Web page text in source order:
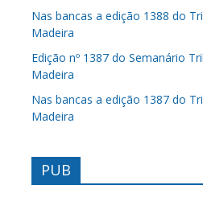
Nas bancas a edição 1388 do
Madeira
Edição nº 1387 do Semanário
Madeira
Nas bancas a edição 1387 do
Madeira
PUB